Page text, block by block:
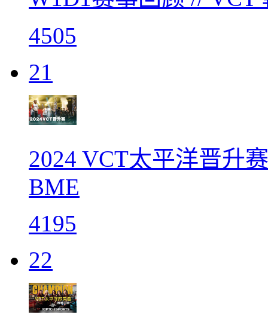
4505
21
2024 VCT太平洋晋升
BME
4195
22